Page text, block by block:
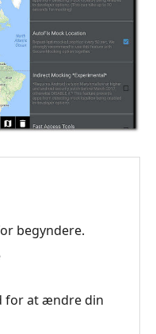
begyndere.
for at ændre din